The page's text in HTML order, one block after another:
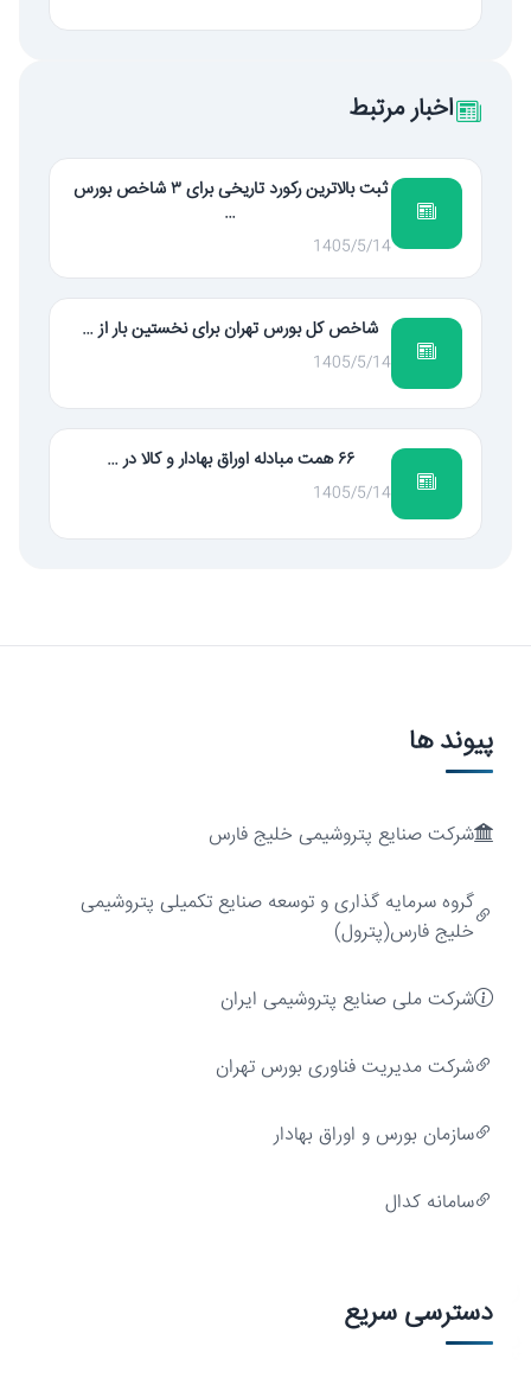
اخبار مرتبط
ثبت بالاترین رکورد تاریخی برای ۳ شاخص بورس
…
1405/5/14
شاخص کل بورس تهران برای نخستین بار از …
1405/5/14
۶۶ همت مبادله اوراق بهادار و کالا در …
1405/5/14
ارزش‌آفرینی
پایدار
پیوند ها
شرکت صنایع پتروشیمی خلیج فارس
گروه سرمایه گذاری و توسعه صنایع تکمیلی پتروشیمی
خلیج فارس(پترول)
شرکت ملی صنایع پتروشیمی ایران
شركت مديريت فناوری بورس تهران
سازمان بورس و اوراق بهادار
سامانه کدال
دسترسی سریع